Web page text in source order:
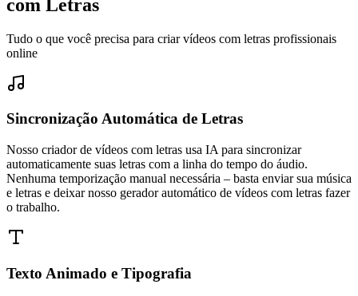
com Letras
Tudo o que você precisa para criar vídeos com letras profissionais
online
Sincronização Automática de Letras
Nosso criador de vídeos com letras usa IA para sincronizar
automaticamente suas letras com a linha do tempo do áudio.
Nenhuma temporização manual necessária – basta enviar sua música
e letras e deixar nosso gerador automático de vídeos com letras fazer
o trabalho.
Texto Animado e Tipografia